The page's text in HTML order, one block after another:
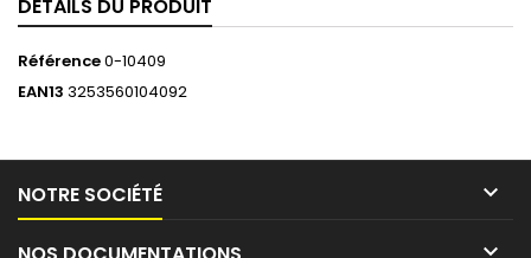
DÉTAILS DU PRODUIT
Référence0-10409
EAN13 3253560104092
NOTRE SOCIÉTÉ 
